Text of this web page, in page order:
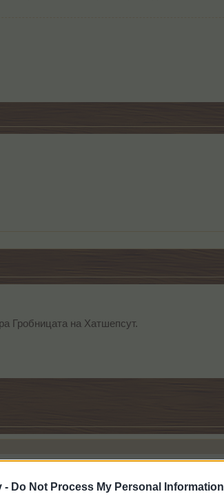
- Do Not Process My Personal Information
Гробницата на Хатшепсут.
на Хатшепсут.